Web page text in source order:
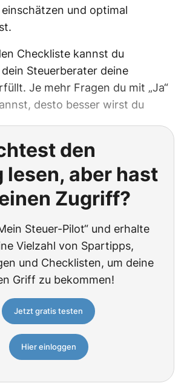
und optimal
Checkliste kannst du
Steuerberater deine
Je mehr Fragen du mit „Ja“
desto besser wirst du
den
lesen, aber hast
Zugriff?
Steuer-Pilot“ und erhalte
Vielzahl von Spartipps,
und Checklisten, um deine
Griff zu bekommen!
Jetzt gratis testen
Hier einloggen